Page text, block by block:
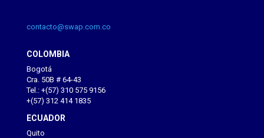
contacto@swap.com.co
COLOMBIA
Bogotá
Cra. 50B # 64-43
Tel.: +(57) 310 575 9156
+(57) 312 414 1835
ECUADOR
Quito